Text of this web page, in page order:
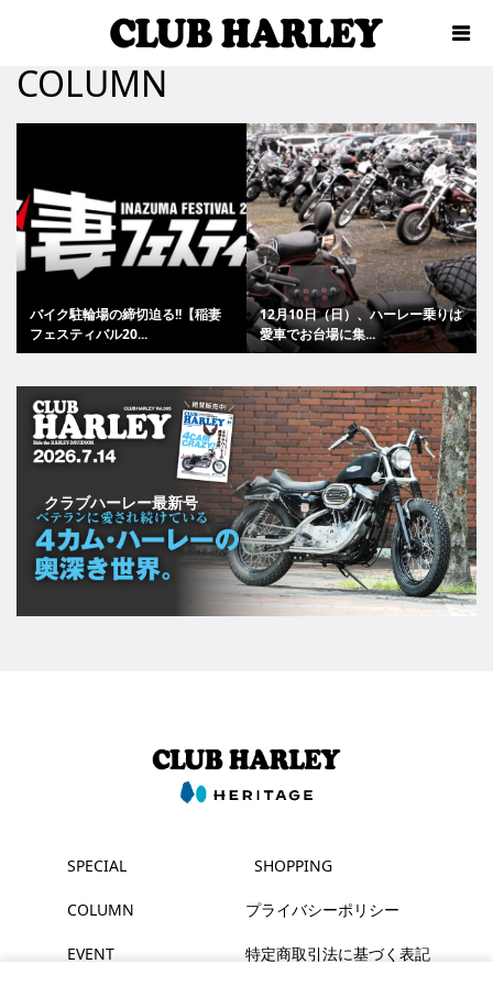
COLUMN
バイク駐輪場の締切迫る!!【稲妻
フェスティバル20...
12月10日（日）、ハーレー乗りは
愛車でお台場に集...
クラブハーレー最新号
SPECIAL
COLUMN
EVENT
SHOPPING
プライバシーポリシー
特定商取引法に基づく表記